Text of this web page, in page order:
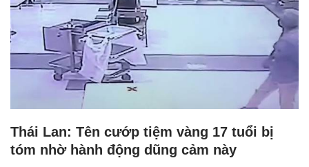
Thái Lan: Tên cướp tiệm vàng 17 tuổi bị
tóm nhờ hành động dũng cảm này